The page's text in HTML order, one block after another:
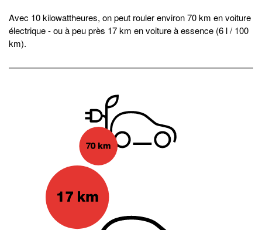
Avec 10 kilowattheures, on peut rouler environ 70 km en voiture
électrique - ou à peu près 17 km en voiture à essence (6 l / 100
km).